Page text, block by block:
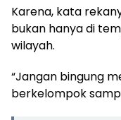
Karena, kata
bukan hanya di
wilayah.
“Jangan bingung
berkelompok